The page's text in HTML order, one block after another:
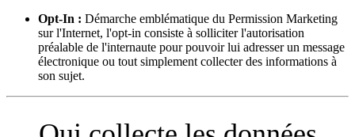
Opt-In : Démarche emblématique du Permission Marketing
sur l'Internet, l'opt-in consiste à solliciter l'autorisation
préalable de l'internaute pour pouvoir lui adresser un message
électronique ou tout simplement collecter des informations à
son sujet.